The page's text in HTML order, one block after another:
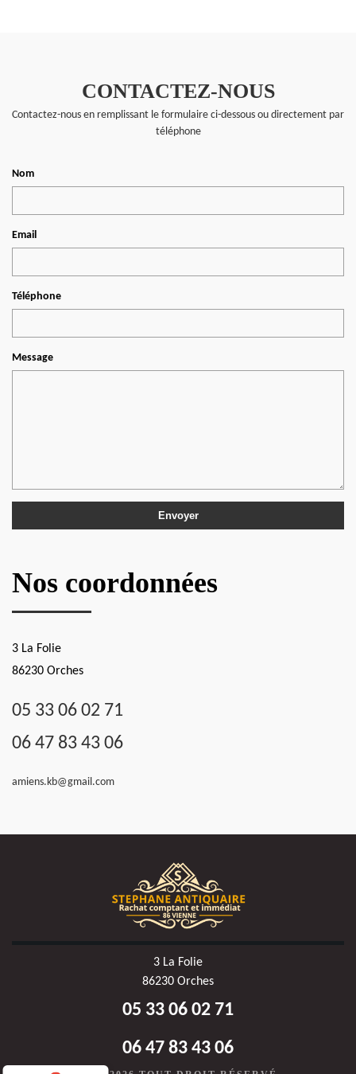
CONTACTEZ-NOUS
Contactez-nous en remplissant le formulaire ci-dessous ou directement par
téléphone
Nom
Email
Téléphone
Message
Nos coordonnées
3 La Folie
86230 Orches
05 33 06 02 71
06 47 83 43 06
amiens.kb@gmail.com
3 La Folie
86230 Orches
05 33 06 02 71
06 47 83 43 06